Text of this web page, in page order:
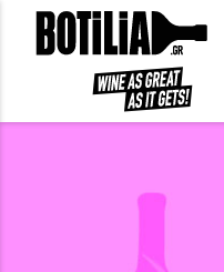
ΕΙΣΟΔΟΣ ΜΕΛΩΝ
Να με θυμάσαι
ΕΙΣΟΔΟΣ